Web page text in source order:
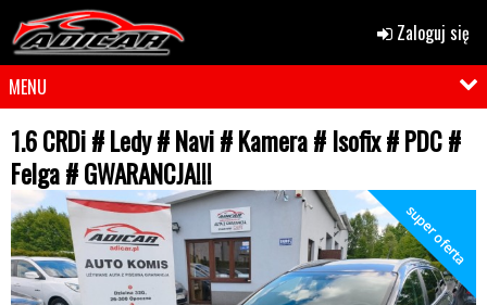
Zaloguj się
MENU
1.6 CRDi # Ledy # Navi # Kamera # Isofix # PDC #
Felga # GWARANCJA!!!
super oferta